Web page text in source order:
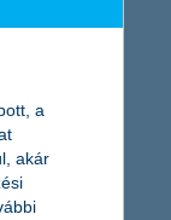
a
akár